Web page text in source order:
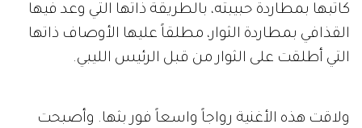
كاتبها بمطاردة حبيبته، بالطريقة ذاتها التي وعد فيها
القذافي بمطاردة الثوار، مطلقاً عليها الأوصاف ذاتها
التي أطلقت على الثوار من قبل الرئيس الليبي.
ولاقت هذه الأغنية رواجاً واسعاً فور بثها. وأصبحت